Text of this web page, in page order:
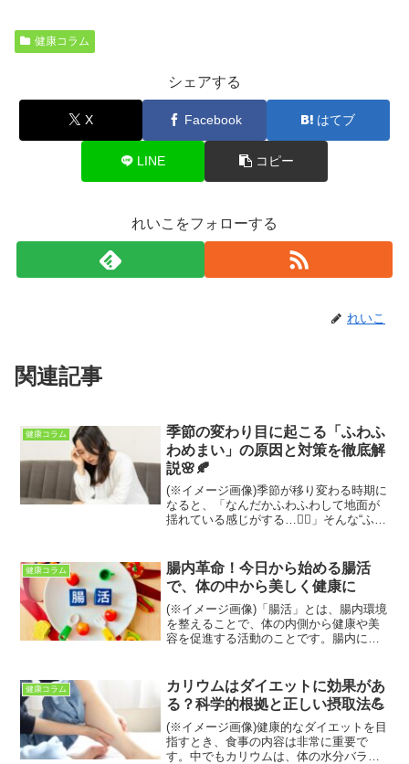
健康コラム
シェアする
X Facebook はてブ
LINE コピー
れいこをフォローする
れいこ
関連記事
健康コラム
季節の変わり目に起こる「ふわふ
わめまい」の原因と対策を徹底解
説🌸🍂
(※イメージ画像)季節が移り変わる時期に
なると、「なんだかふわふわして地面が
揺れている感じがする…😵‍💫」そんな“ふわ
気圧も不安定な時期は、自律神経が乱れ
やすく、体が...
健康コラム
腸内革命！今日から始める腸活
で、体の中から美しく健康に
(※イメージ画像)「腸活」とは、腸内環境
を整えることで、体の内側から健康や美
容を促進する活動のことです。腸内に
れると、便秘や肌荒れ、免疫力の低下な
ど、様々な不調を引き起...
健康コラム
カリウムはダイエットに効果があ
る？科学的根拠と正しい摂取法💪
(※イメージ画像)健康的なダイエットを目
指すとき、食事の内容は非常に重要で
す。中でもカリウムは、体の水分バラン